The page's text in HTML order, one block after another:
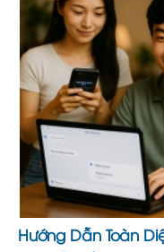
Hướng Dẫn Toàn